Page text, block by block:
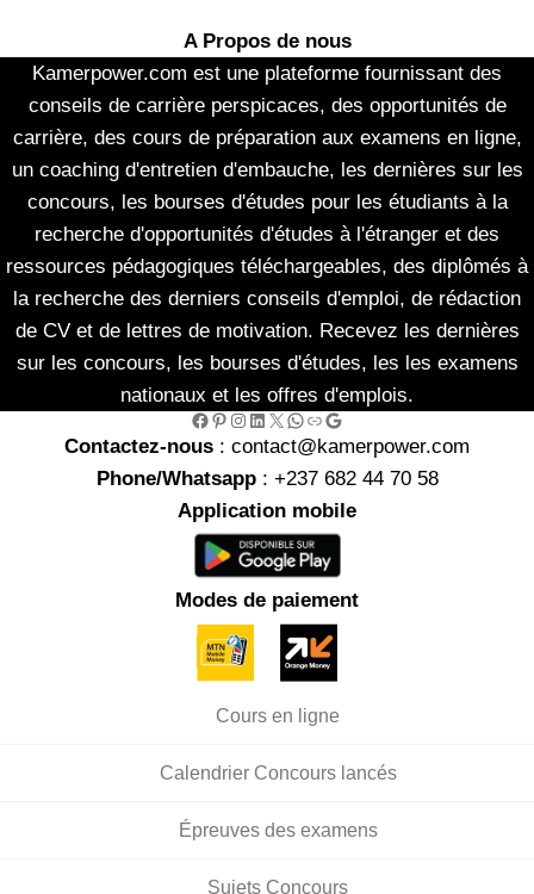
A Propos de nous
Kamerpower.com est une plateforme fournissant des
conseils de carrière perspicaces, des opportunités de
carrière, des cours de préparation aux examens en ligne,
un coaching d'entretien d'embauche, les dernières sur les
concours, les bourses d'études pour les étudiants à la
recherche d'opportunités d'études à l'étranger et des
ressources pédagogiques téléchargeables, des diplômés à
la recherche des derniers conseils d'emploi, de rédaction
de CV et de lettres de motivation. Recevez les dernières
sur les concours, les bourses d'études, les les examens
nationaux et les offres d'emplois.
Facebook Pinterest Instagram LinkedIn X WhatsApp Link Google
Contactez-nous : contact@kamerpower.com
Phone/Whatsapp: +237 682 44 70 58
Application mobile
Modes de paiement
Cours en ligne
Calendrier Concours lancés
Épreuves des examens
Sujets Concours